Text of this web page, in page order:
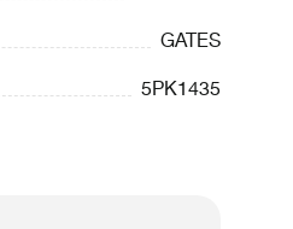
GATES
5PK1435